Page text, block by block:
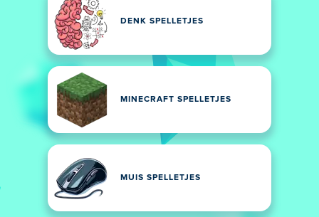
DENK SPELLETJES
MINECRAFT SPELLETJES
MUIS SPELLETJES